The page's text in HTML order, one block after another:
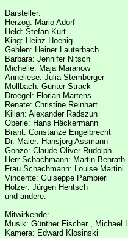
Darsteller:
Herzog: Mario Adorf
Held: Stefan Kurt
King: Heinz Hoenig
Gehlen: Heiner Lauterbach
Barbara: Jennifer Nitsch
Michelle: Maja Maranow
Anneliese: Julia Stemberger
Möllbach: Günter Strack
Droegel: Florian Martens
Renate: Christine Reinhart
Kilian: Alexander Radszun
Oberle: Hans Häckermann
Brant: Constanze Engelbrecht
Dr. Maier: Hansjörg Assmann
Gonzo: Claude-Oliver Rudolph
Herr Schachmann: Martin Benrath
Frau Schachmann: Louise Martini
Vincente: Guiseppe Pambieri
Holzer: Jürgen Hentsch
und andere:
Mitwirkende:
Musik: Günther Fischer , Michael
Kamera: Edward Klosinski